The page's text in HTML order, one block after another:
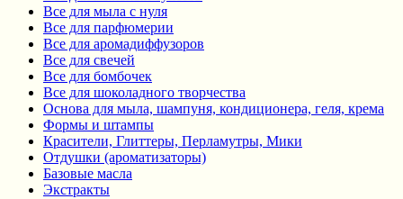
Все для мыла с нуля
Все для парфюмерии
Все для аромадиффузоров
Все для свечей
Все для бомбочек
Все для шоколадного творчества
Основа для мыла, шампуня, кондиционера, геля, крема
Формы и штампы
Красители, Глиттеры, Перламутры, Мики
Отдушки (ароматизаторы)
Базовые масла
Экстракты